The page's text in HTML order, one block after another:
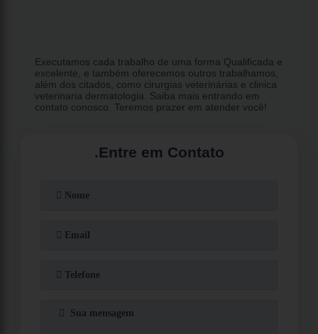
Executamos cada trabalho de uma forma Qualificada e
excelente, e também oferecemos outros trabalhamos,
além dos citados, como cirurgias veterinárias e clinica
veterinaria dermatologia. Saiba mais entrando em
contato conosco. Teremos prazer em atender você!
.Entre em Contato